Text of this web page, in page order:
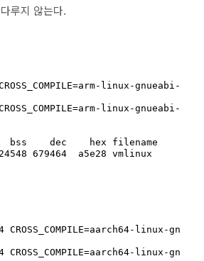
루지 않는다.
linux-gnueabi-
linux-gnueabi-
679464  a5e28 vmlinux
CROSS_COMPILE=aarch64-linux-gn
CROSS_COMPILE=aarch64-linux-gn